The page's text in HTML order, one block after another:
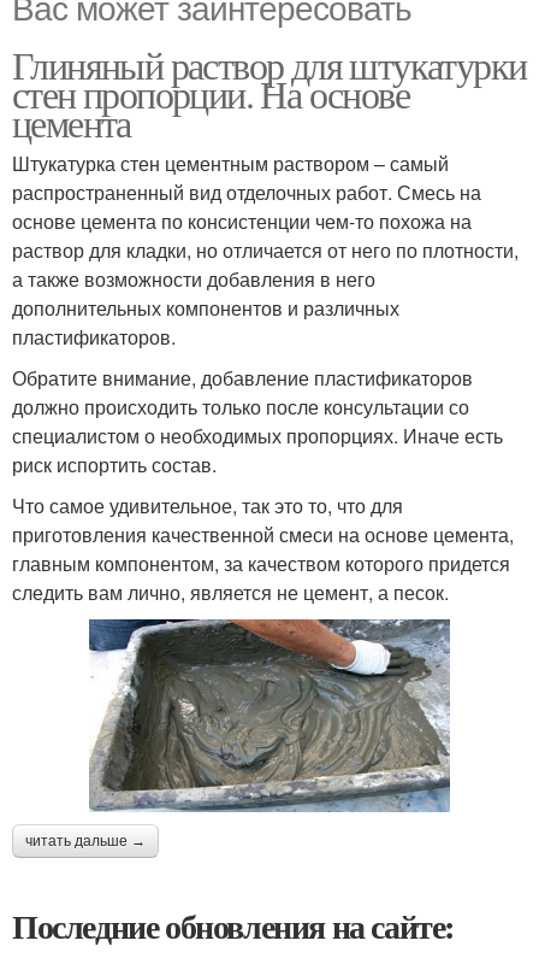
Глиняный раствор для штукатурки
стен пропорции. На основе
цемента
Штукатурка стен цементным раствором – самый
распространенный вид отделочных работ. Смесь на
основе цемента по консистенции чем-то похожа на
раствор для кладки, но отличается от него по плотности,
а также возможности добавления в него
дополнительных компонентов и различных
пластификаторов.
Обратите внимание, добавление пластификаторов
должно происходить только после консультации со
специалистом о необходимых пропорциях. Иначе есть
риск испортить состав.
Что самое удивительное, так это то, что для
приготовления качественной смеси на основе цемента,
главным компонентом, за качеством которого придется
следить вам лично, является не цемент, а песок.
читать дальше →
Последние обновления на сайте: